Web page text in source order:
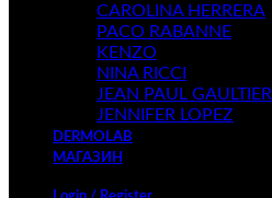
CAROLINA HERRERA
PACO RABANNE
KENZO
NINA RICCI
JEAN PAUL GAULTIER
JENNIFER LOPEZ
DERMOLAB
МАГАЗИН